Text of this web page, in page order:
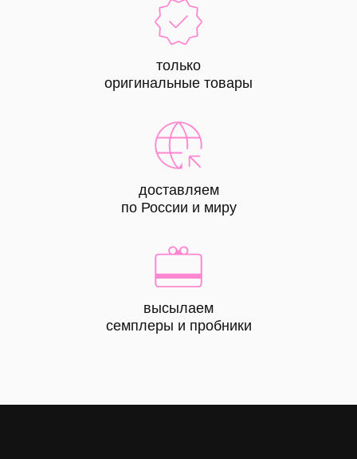
только
оригинальные товары
доставляем
по России и миру
высылаем
семплеры и пробники
волосы